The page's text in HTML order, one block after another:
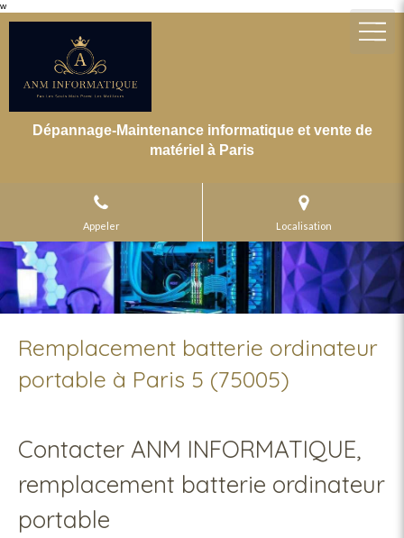
w
Dépannage-Maintenance informatique et vente de
matériel à Paris
Appeler Localisation
Remplacement batterie ordinateur
portable à Paris 5 (75005)
Contacter ANM INFORMATIQUE,
remplacement batterie ordinateur
portable